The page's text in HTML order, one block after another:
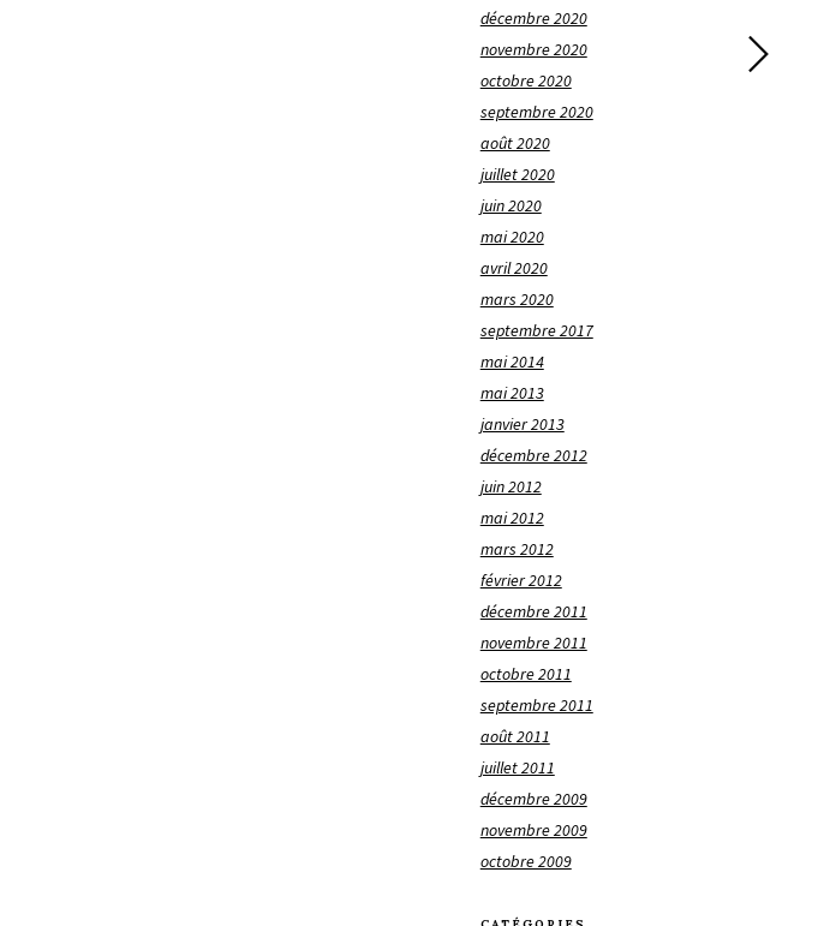
décembre 2020
novembre 2020
octobre 2020
septembre 2020
août 2020
juillet 2020
juin 2020
mai 2020
avril 2020
mars 2020
septembre 2017
mai 2014
mai 2013
janvier 2013
décembre 2012
juin 2012
mai 2012
mars 2012
février 2012
décembre 2011
novembre 2011
octobre 2011
septembre 2011
août 2011
juillet 2011
décembre 2009
novembre 2009
octobre 2009